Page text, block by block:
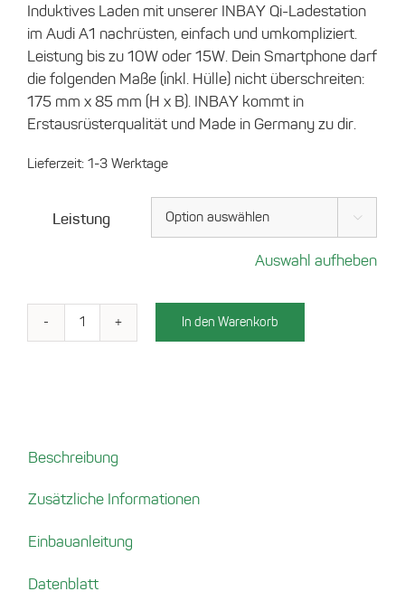
Induktives Laden mit unserer INBAY Qi-Ladestation
im Audi A1 nachrüsten, einfach und umkompliziert.
Leistung bis zu 10W oder 15W. Dein Smartphone darf
die folgenden Maße (inkl. Hülle) nicht überschreiten:
175 mm x 85 mm (H x B). INBAY kommt in
Erstausrüsterqualität und Made in Germany zu dir.
Lieferzeit: 1-3 Werktage
Leistung 
Auswahl aufheben
Wireless
Menge
In den Warenkorb
Beschreibung
Zusätzliche Informationen
Einbauanleitung
Datenblatt